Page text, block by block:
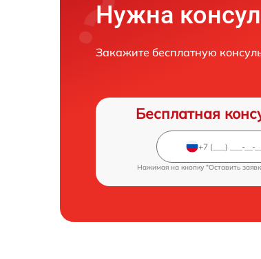
Нужна
Закажите бесплатную
Бесплатная
Нажимая на кнопку "Оставить